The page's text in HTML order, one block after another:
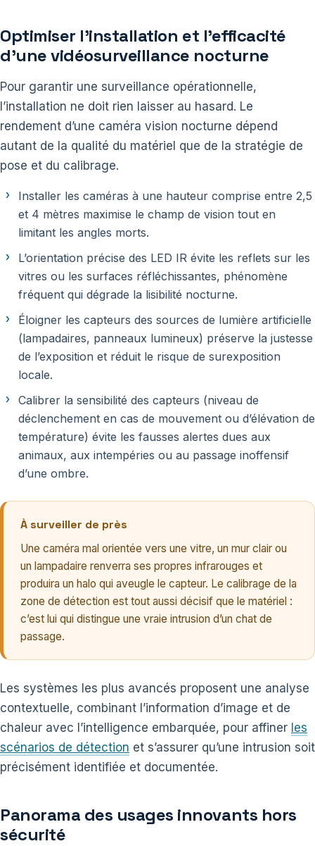
Optimiser l’installation et l’efficacité
d’une vidéosurveillance nocturne
Pour garantir une surveillance opérationnelle,
l’installation ne doit rien laisser au hasard. Le
rendement d’une caméra vision nocturne dépend
autant de la qualité du matériel que de la stratégie de
pose et du calibrage.
Installer les caméras à une hauteur comprise entre 2,5
et 4 mètres maximise le champ de vision tout en
limitant les angles morts.
L’orientation précise des LED IR évite les reflets sur les
vitres ou les surfaces réfléchissantes, phénomène
fréquent qui dégrade la lisibilité nocturne.
Éloigner les capteurs des sources de lumière artificielle
(lampadaires, panneaux lumineux) préserve la justesse
de l’exposition et réduit le risque de surexposition
locale.
Calibrer la sensibilité des capteurs (niveau de
déclenchement en cas de mouvement ou d’élévation de
température) évite les fausses alertes dues aux
animaux, aux intempéries ou au passage inoffensif
d’une ombre.
À surveiller de près
Une caméra mal orientée vers une vitre, un mur clair ou
un lampadaire renverra ses propres infrarouges et
produira un halo qui aveugle le capteur. Le calibrage de la
zone de détection est tout aussi décisif que le matériel :
c’est lui qui distingue une vraie intrusion d’un chat de
passage.
Les systèmes les plus avancés proposent une analyse
contextuelle, combinant l’information d’image et de
chaleur avec l’intelligence embarquée, pour affiner les
scénarios de détection et s’assurer qu’une intrusion soit
précisément identifiée et documentée.
Panorama des usages innovants hors
sécurité